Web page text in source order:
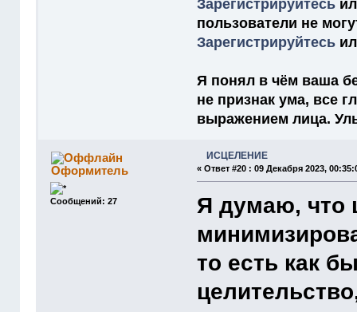
Зарегистрируйтесь
пользователи не
Зарегистрируйтесь
Я понял в чём ваша
не признак ума, все
выражением лица.
Оформитель
Сообщений: 27
ИСЦЕЛЕНИЕ
«Ответ #20 : 09 Декабря 2023,
Я думаю, что
то есть как